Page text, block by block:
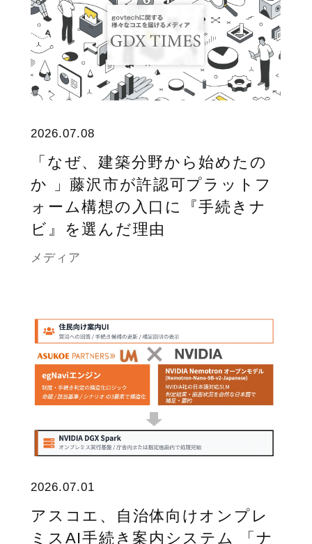
2026.07.08
「なぜ、建築分野から始めたの
か 」藤沢市が許認可プラットフ
ォーム構想の入口に『手続きナ
ビ』を選んだ理由
メディア
2026.07.01
アスコエ、自治体向けオンプレ
ミスAI手続き案内システム 「ナ